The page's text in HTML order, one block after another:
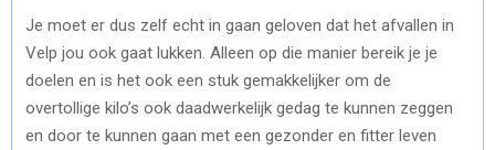
Je moet er dus zelf echt in gaan geloven dat het afvallen in
Velp jou ook gaat lukken. Alleen op die manier bereik je je
doelen en is het ook een stuk gemakkelijker om de
overtollige kilo’s ook daadwerkelijk gedag te kunnen zeggen
en door te kunnen gaan met een gezonder en fitter leven